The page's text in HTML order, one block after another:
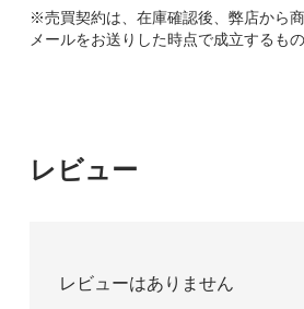
※売買契約は、在庫確認後、弊店から
メールをお送りした時点で成立するもの
レビュー
レビューはありません